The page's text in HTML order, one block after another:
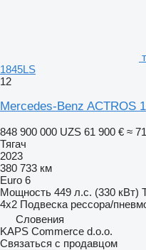
1845LS
12
Mercedes-Benz ACTROS
848 900 000 UZS 61 900 € ≈
Тягач
2023
380 733 км
Euro 6
Мощность 449 л.с. (330 кВт)
4x2 Подвеска рессора/
Словения
KAPS Commerce d.o.o.
Связаться с продавцом